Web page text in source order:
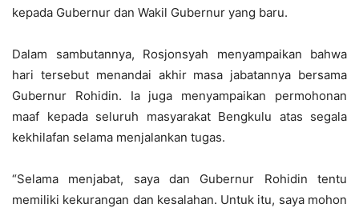
kepada Gubernur dan Wakil Gubernur yang baru.
Dalam sambutannya, Rosjonsyah menyampaikan bahwa
hari tersebut menandai akhir masa jabatannya bersama
Gubernur Rohidin. Ia juga menyampaikan permohonan
maaf kepada seluruh masyarakat Bengkulu atas segala
kekhilafan selama menjalankan tugas.
“Selama menjabat, saya dan Gubernur Rohidin tentu
memiliki kekurangan dan kesalahan. Untuk itu, saya mohon